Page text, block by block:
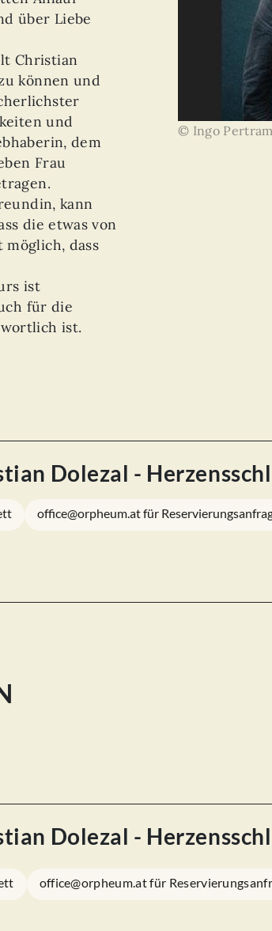
über Liebe
Christian
können und
und
dem
Frau
kann
die etwas von
möglich, dass
ist
für die
ist.
© Ingo
Dolezal -
office@orpheum.at für
Dolezal -
office@orpheum.at für